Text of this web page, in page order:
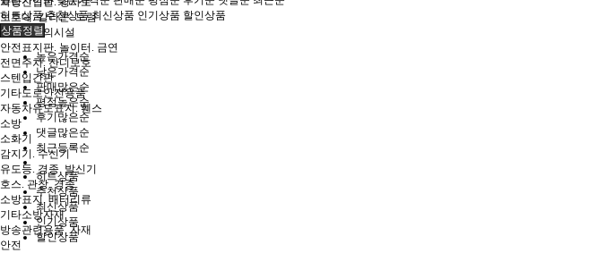
보호대. 칼라콘. 드럼
장애인편의시설
안전표지판. 놀이터. 금연
전면주차. 잔디보호
스텐입간판
기타도로안전용품
자동차유도표지. 휀스
소방
소화기
감지기. 수신기
유도등. 경종. 발신기
호스. 관창. 경종
소방표지. 배터리류
기타소방자재
방송관련용품. 자재
안전
히트상품 추천상품 최신상품 인기상품 할인상품
상품정렬
높은가격순
낮은가격순
판매많은순
평점높은순
후기많은순
댓글많은순
최근등록순
히트상품
추천상품
최신상품
인기상품
할인상품